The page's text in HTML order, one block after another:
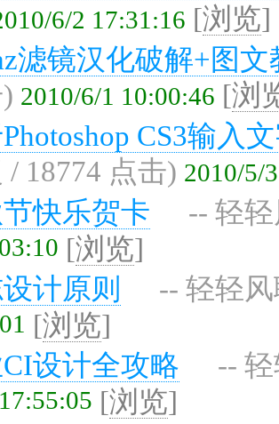
6/2 17:31:16 [浏览]
滤镜汉化破解+图文
2010/6/1 10:00:46 [浏
CS3输入
/ 18774 点击) 2010/5/
快乐贺卡
-- 轻
[浏览]
计原则
-- 轻轻
[浏览]
设计全攻略
--
[浏览]